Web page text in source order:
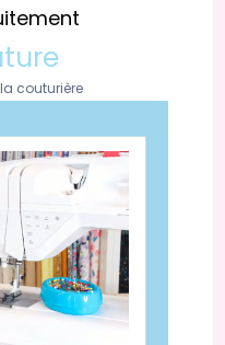
couturière